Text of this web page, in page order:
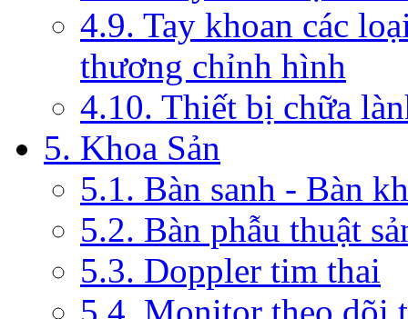
4.9. Tay khoan các
thương chỉnh hình
4.10. Thiết bị chữa
5. Khoa Sản
5.1. Bàn sanh - Bàn
5.2. Bàn phẫu thuật
5.3. Doppler tim thai
5.4. Monitor theo dõi